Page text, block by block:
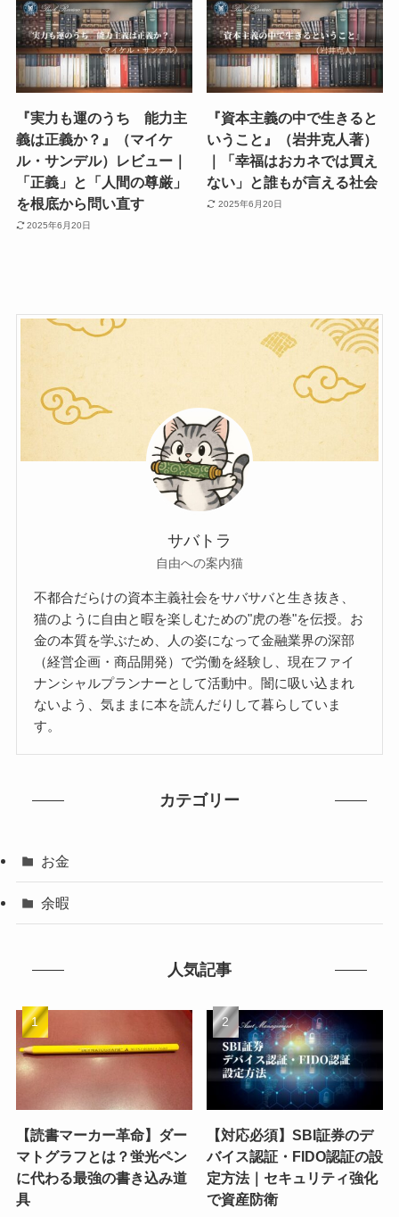
『実力も運のうち 能力主
義は正義か？』（マイケ
ル・サンデル）レビュー｜
「正義」と「人間の尊厳」
を根底から問い直す
2025年6月20日
『資本主義の中で生きると
いうこと』（岩井克人著）
｜「幸福はおカネでは買え
ない」と誰もが言える社会
2025年6月20日
サバトラ
自由への案内猫
不都合だらけの資本主義社会をサバサバと生き抜き、
猫のように自由と暇を楽しむための"虎の巻"を伝授。お
金の本質を学ぶため、人の姿になって金融業界の深部
（経営企画・商品開発）で労働を経験し、現在ファイ
ナンシャルプランナーとして活動中。闇に吸い込まれ
ないよう、気ままに本を読んだりして暮らしていま
す。
カテゴリー
お金
余暇
人気記事
【読書マーカー革命】ダー
マトグラフとは？蛍光ペン
に代わる最強の書き込み道
具
【対応必須】SBI証券のデ
バイス認証・FIDO認証の設
定方法｜セキュリティ強化
で資産防衛